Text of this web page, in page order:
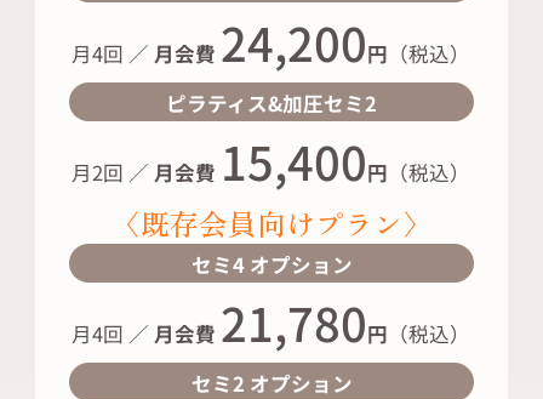
月4回 ／月会費 24,200円 （税込）
ピラティス&加圧セミ2
月2回 ／月会費 15,400円 （税込）
〈既存会員向けプラン〉
セミ4 オプション
月4回 ／月会費 21,780円 （税込）
セミ2 オプション